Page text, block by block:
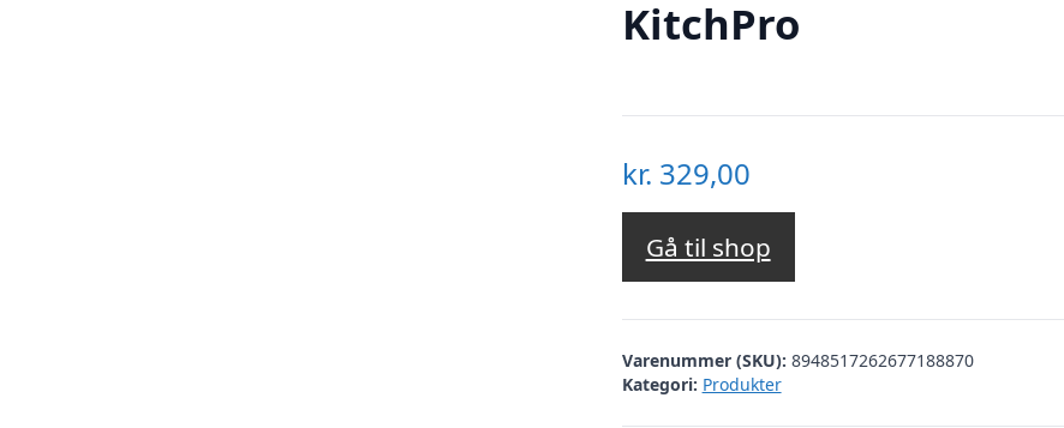
KitchPro
kr. 329,00
Gå til shop
Varenummer (SKU): 8948517262677188870
Kategori: Produkter